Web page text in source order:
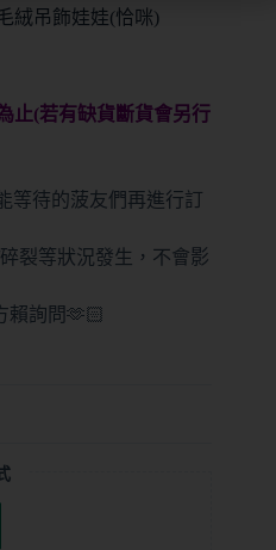
絨吊飾娃娃(恰咪)
止(若有缺貨斷貨會另行
等待的菠友們再進行訂
裂等狀況發生，不會影
賴詢問🫶🏻